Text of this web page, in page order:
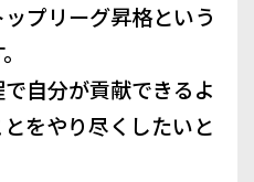
プリーグ昇格という
自分が貢献できるよ
をやり尽くしたいと